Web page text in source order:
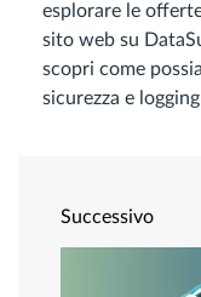
esplorare le
sito web su
scopri come
sicurezza e
Successivo